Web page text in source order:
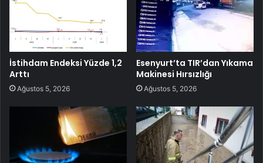
İstihdam Endeksi Yüzde 1,2
Arttı
Ağustos 5, 2026
Esenyurt’ta TIR’dan Yıkama
Makinesi Hırsızlığı
Ağustos 5, 2026